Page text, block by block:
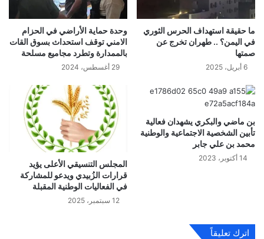
ما حقيقة استهداف الحرس الثوري
في اليمن؟ .. طهران تخرج عن
صمتها
6 أبريل، 2025
وحدة حماية الأراضي في الحزام
الامني توقف استحداث بسوق القات
بالممدارة وتطرد مجاميع مسلحة
29 أغسطس، 2024
بن ماضي والبكري يشهدان فعالية
تأبين الشخصية الاجتماعية والوطنية
محمد بن علي جابر
14 أكتوبر، 2023
المجلس التنسيقي الأعلى يؤيد
قرارات الزُبيدي ويدعو للمشاركة
في الفعاليات الوطنية المقبلة
12 سبتمبر، 2025
اترك تعليقاً